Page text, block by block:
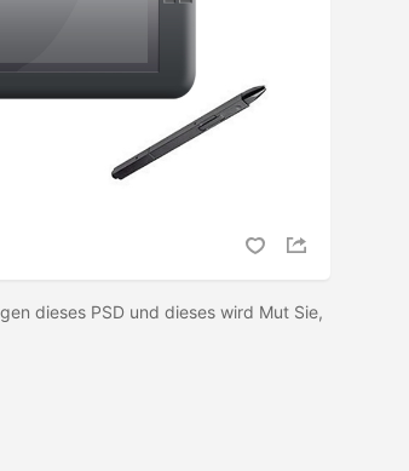
dieses PSD und dieses wird Mut Sie,